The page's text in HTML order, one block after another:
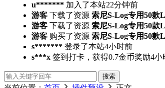
u******* 加入了本站22分钟前
游客 下载了资源 索尼S-Log专用50款
游客 下载了资源 索尼S-Log专用50款
游客 购买了资源 索尼S-Log专用50款
s******* 登录了本站4小时前
s***x 签到打卡，获得0.7金币奖励4小
搜索